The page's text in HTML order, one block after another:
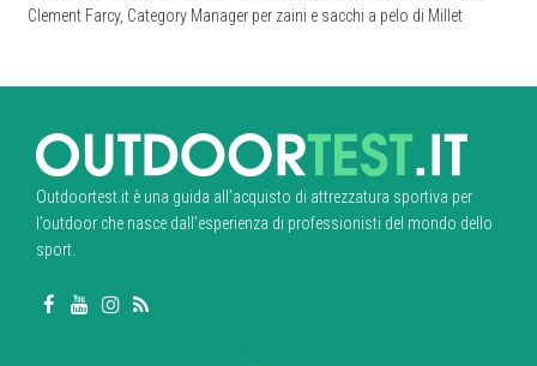
Clement Farcy, Category Manager per zaini e sacchi a pelo di Millet
Outdoortest.it è una guida all’acquisto di attrezzatura sportiva per
l’outdoor che nasce dall’esperienza di professionisti del mondo dello
sport.